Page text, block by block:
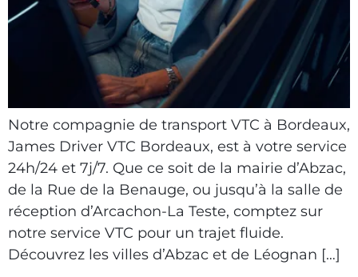
Notre compagnie de transport VTC à Bordeaux,
James Driver VTC Bordeaux, est à votre service
24h/24 et 7j/7. Que ce soit de la mairie d’Abzac,
de la Rue de la Benauge, ou jusqu’à la salle de
réception d’Arcachon-La Teste, comptez sur
notre service VTC pour un trajet fluide.
Découvrez les villes d’Abzac et de Léognan […]